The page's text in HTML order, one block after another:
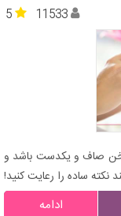
5 11533
صاف و یکدست باشد و
ساده را رعایت کنید!
ادامه